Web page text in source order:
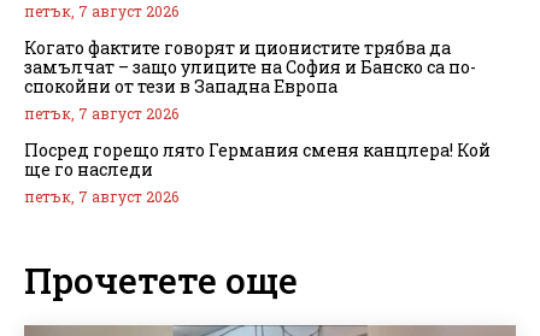
петък, 7 август 2026
Когато фактите говорят и ционистите трябва да
замълчат – защо улиците на София и Банско са по-
спокойни от тези в Западна Европа
петък, 7 август 2026
Посред горещо лято Германия сменя канцлера! Кой
ще го наследи
петък, 7 август 2026
Прочетете още